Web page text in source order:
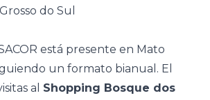
do Sul
está presente en Mato
un formato bianual. El
al Shopping Bosque dos